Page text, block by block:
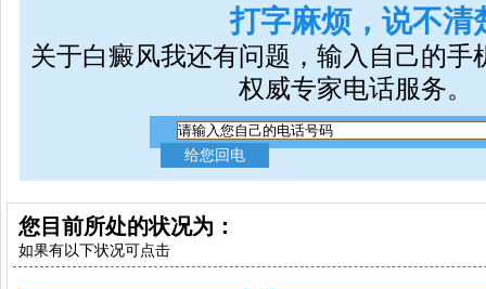
打字麻烦，说不清
关于白癜风我还有问题，输入自己的手
权威专家电话服务。
您目前所处的状况为：
如果有以下状况可点击